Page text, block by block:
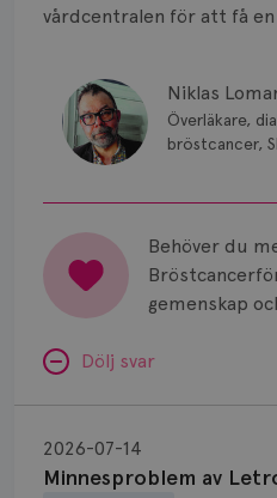
vårdcentralen för att få en
Niklas
Överläkare,
bröstcancer,
Behöver du
gemenskap
Dölj svar
Minnesproblem av
2026-07-14
Letrozol
Prognos
Spridd bröstcancer
Vätska